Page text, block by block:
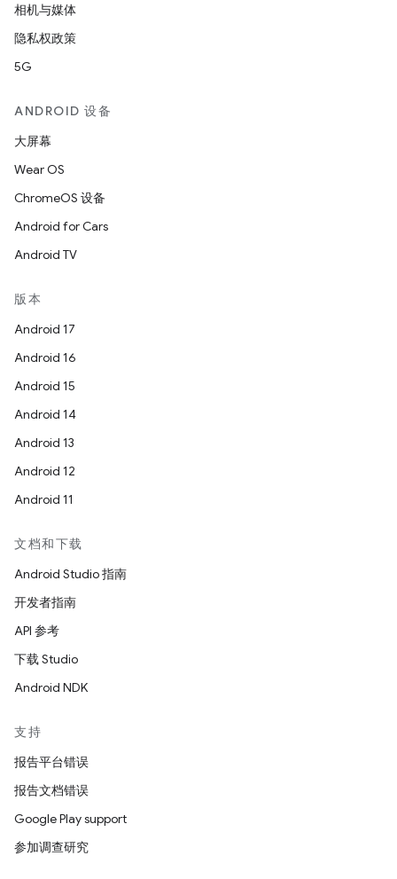
相机与媒体
隐私权政策
5G
ANDROID 设备
大屏幕
Wear OS
ChromeOS 设备
Android for Cars
Android TV
版本
Android 17
Android 16
Android 15
Android 14
Android 13
Android 12
Android 11
文档和下载
Android Studio 指南
开发者指南
API 参考
下载 Studio
Android NDK
支持
报告平台错误
报告文档错误
Google Play support
参加调查研究